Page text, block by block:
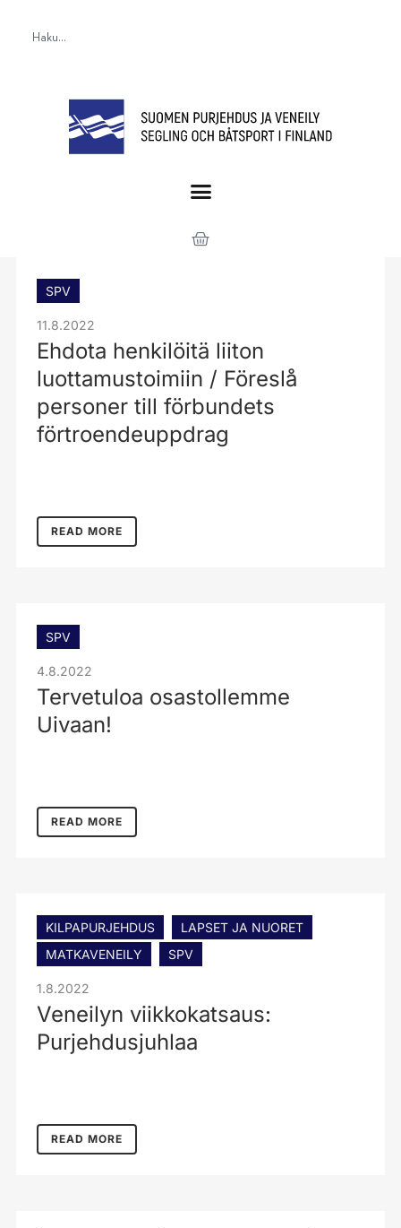
SPV
11.8.2022
Ehdota henkilöitä liiton
luottamustoimiin / Föreslå
personer till förbundets
förtroendeuppdrag
READ MORE
SPV
4.8.2022
Tervetuloa osastollemme
Uivaan!
READ MORE
KILPAPURJEHDUS
LAPSET JA NUORET
MATKAVENEILY
SPV
1.8.2022
Veneilyn viikkokatsaus:
Purjehdusjuhlaa
READ MORE